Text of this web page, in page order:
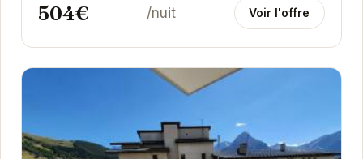
504€ /nuit Voir l'offre